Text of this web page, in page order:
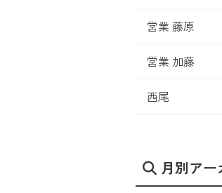
営業 藤原
営業 加藤
西尾
月別アー